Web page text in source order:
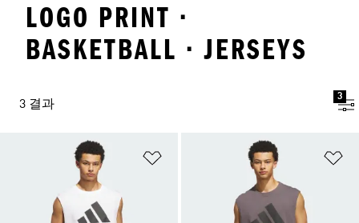
LOGO PRINT ·
BASKETBALL · JERSEYS
3 결과
3
위시리스트 담기